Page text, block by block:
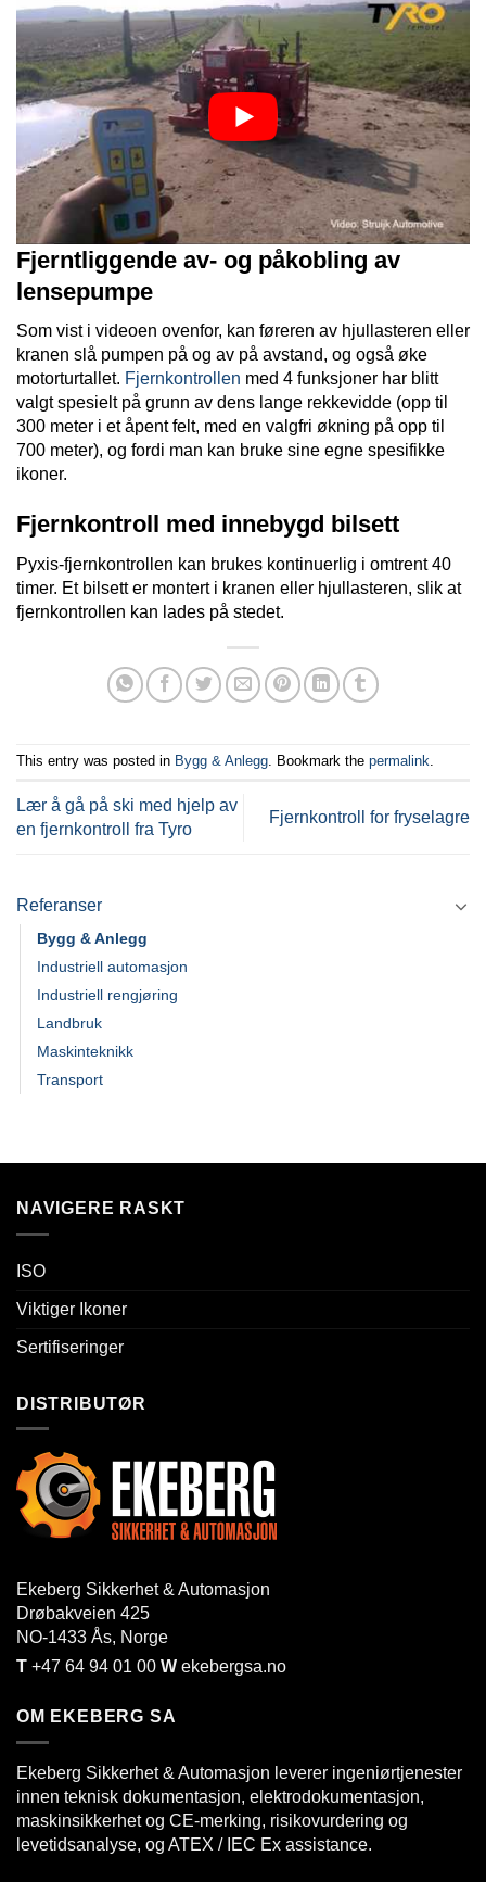
Referanser
Bygg & Anlegg
Industriell automasjon
Industriell rengjøring
Landbruk
Maskinteknikk
Transport
Fjerntliggende av- og påkobling av
lensepumpe
Som vist i videoen ovenfor, kan føreren av hjullasteren eller
kranen slå pumpen på og av på avstand, og også øke
motorturtallet. Fjernkontrollen med 4 funksjoner har blitt
valgt spesielt på grunn av dens lange rekkevidde (opp til
300 meter i et åpent felt, med en valgfri økning på opp til
700 meter), og fordi man kan bruke sine egne spesifikke
ikoner.
Fjernkontroll med innebygd bilsett
Pyxis-fjernkontrollen kan brukes kontinuerlig i omtrent 40
timer. Et bilsett er montert i kranen eller hjullasteren, slik at
fjernkontrollen kan lades på stedet.
This entry was posted in Bygg & Anlegg. Bookmark the permalink.
Lær å gå på ski med hjelp av
en fjernkontroll fra Tyro
Fjernkontroll for fryselagre
NAVIGERE RASKT
ISO
Viktiger Ikoner
Sertifiseringer
DISTRIBUTØR
Ekeberg Sikkerhet & Automasjon
Drøbakveien 425
NO-1433 Ås, Norge
T +47 64 94 01 00 W ekebergsa.no
OM EKEBERG SA
Ekeberg Sikkerhet & Automasjon leverer ingeniørtjenester
innen teknisk dokumentasjon, elektrodokumentasjon,
maskinsikkerhet og CE-merking, risikovurdering og
levetidsanalyse, og ATEX / IEC Ex assistance.